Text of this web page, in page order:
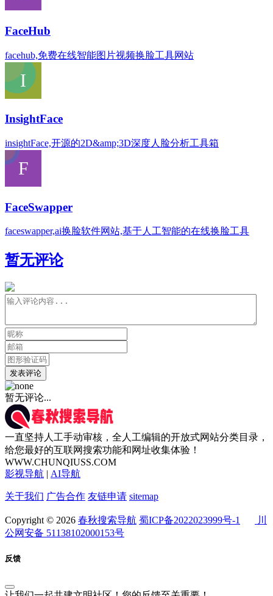
FaceHub
facehub,免费在线智能图片视频换脸工具网站
InsightFace
insightFace,开源的2D&amp;3D深度人脸分析工具箱
FaceSwapper
faceswapper,ai换脸软件网站,基于人工智能的在线换脸工具
暂无评论
发表评论
暂无评论...
一直坚持人工手动审核，全人工编辑的开放式网站分类目录，
给您最好的互联网搜索功能和网址收集体验！
WWW.CHUNQIUSS.COM
影视导航 | AI导航
关于我们 广告合作 友链申请 sitemap
Copyright © 2026 春秋搜索导航 蜀ICP备2022023999号-1
川
公网安备 51138102000153号
反馈